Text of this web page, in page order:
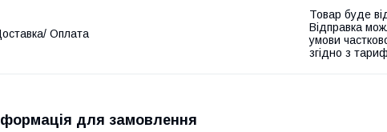
Оплата
Товар буде
Відправка
умови
згідно з
для замовлення